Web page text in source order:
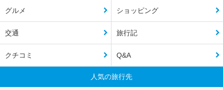
グルメ ショッピング
交通 旅行記
クチコミ Q&A
人気の旅行先